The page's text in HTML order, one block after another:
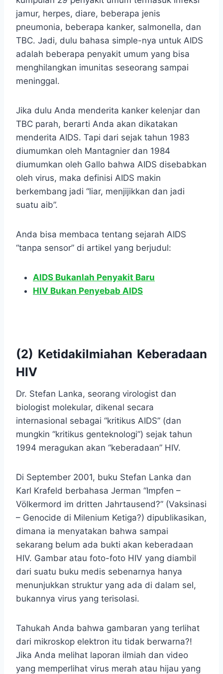
jamur, herpes, diare, beberapa jenis
pneumonia, beberapa kanker, salmonella, dan
TBC. Jadi, dulu bahasa simple-nya untuk AIDS
adalah beberapa penyakit umum yang bisa
menghilangkan imunitas seseorang sampai
meninggal.
Jika dulu Anda menderita kanker kelenjar dan
TBC parah, berarti Anda akan dikatakan
menderita AIDS. Tapi dari sejak tahun 1983
diumumkan oleh Mantagnier dan 1984
diumumkan oleh Gallo bahwa AIDS disebabkan
oleh virus, maka definisi AIDS makin
berkembang jadi “liar, menjijikkan dan jadi
suatu aib”.
Anda bisa membaca tentang sejarah AIDS
“tanpa sensor” di artikel yang berjudul:
AIDS Bukanlah Penyakit Baru
HIV Bukan Penyebab AIDS
(2) Ketidakilmiahan Keberadaan
HIV
Dr. Stefan Lanka, seorang virologist dan
biologist molekular, dikenal secara
internasional sebagai “kritikus AIDS” (dan
mungkin “kritikus genteknologi”) sejak tahun
1994 meragukan akan “keberadaan” HIV.
Di September 2001, buku Stefan Lanka dan
Karl Krafeld berbahasa Jerman “Impfen –
Völkermord im dritten Jahrtausend?” (Vaksinasi
– Genocide di Milenium Ketiga?) dipublikasikan,
dimana ia menyatakan bahwa sampai
sekarang belum ada bukti akan keberadaan
HIV. Gambar atau foto-foto HIV yang diambil
dari suatu buku medis sebenarnya hanya
menunjukkan struktur yang ada di dalam sel,
bukannya virus yang terisolasi.
Tahukah Anda bahwa gambaran yang terlihat
dari mikroskop elektron itu tidak berwarna?!
Jika Anda melihat laporan ilmiah dan video
yang memperlihat virus merah atau hijau yang